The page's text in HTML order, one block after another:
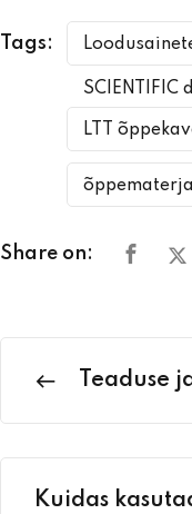
Tags:
SCIENTIFIC
LTT
Share on:
Teaduse
Kuidas